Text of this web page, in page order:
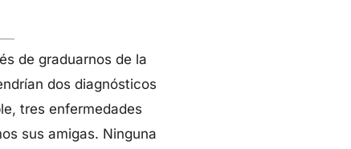
de graduarnos de la
dos diagnósticos
tres enfermedades
sus amigas. Ninguna